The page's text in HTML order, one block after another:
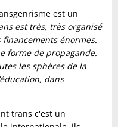
est un
est très, très organisé
financements énormes.
forme de propagande.
les sphères de la
dans
trans c'est un